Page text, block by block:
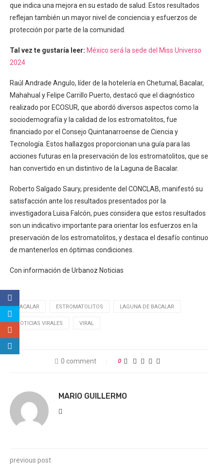
que indica una mejora en su estado de salud. Estos resultados
reflejan también un mayor nivel de conciencia y esfuerzos de
protección por parte de la comunidad.
Tal vez te gustaría leer: México será la sede del Miss Universo
2024
Raúl Andrade Angulo, líder de la hotelería en Chetumal, Bacalar,
Mahahual y Felipe Carrillo Puerto, destacó que el diagnóstico
realizado por ECOSUR, que abordó diversos aspectos como la
sociodemografía y la calidad de los estromatolitos, fue
financiado por el Consejo Quintanarroense de Ciencia y
Tecnología. Estos hallazgos proporcionan una guía para las
acciones futuras en la preservación de los estromatolitos, que se
han convertido en un distintivo de la Laguna de Bacalar.
Roberto Salgado Saury, presidente del CONCLAB, manifestó su
satisfacción ante los resultados presentados por la
investigadora Luisa Falcón, pues considera que estos resultados
son un indicativo importante para orientar los esfuerzos en la
preservación de los estromatolitos, y destaca el desafío continuo
de mantenerlos en óptimas condiciones.
Con información de Urbanoz Noticias
BACALAR ESTROMATOLITOS LAGUNA DE BACALAR
NOTICIAS VIRALES VIRAL
0 comment 0
MARIO GUILLERMO
previous post